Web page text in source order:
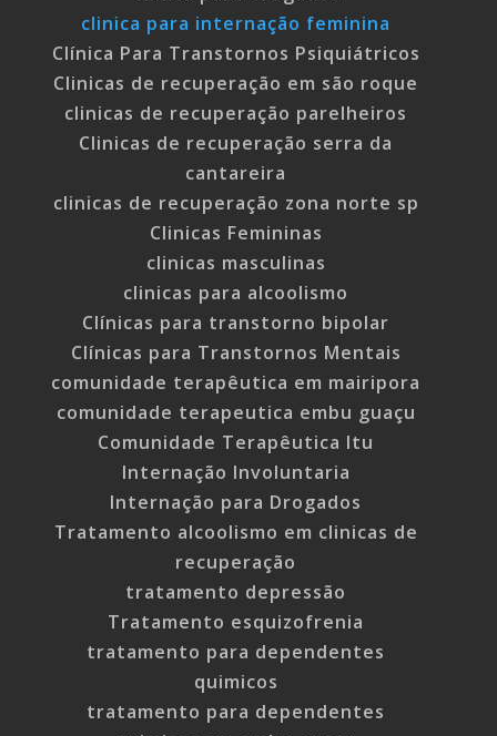
clinica para internação feminina
Clínica Para Transtornos Psiquiátricos
Clinicas de recuperação em são roque
clinicas de recuperação parelheiros
Clinicas de recuperação serra da
cantareira
clinicas de recuperação zona norte sp
Clinicas Femininas
clinicas masculinas
clinicas para alcoolismo
Clínicas para transtorno bipolar
Clínicas para Transtornos Mentais
comunidade terapêutica em mairipora
comunidade terapeutica embu guaçu
Comunidade Terapêutica Itu
Internação Involuntaria
Internação para Drogados
Tratamento alcoolismo em clinicas de
recuperação
tratamento depressão
Tratamento esquizofrenia
tratamento para dependentes
quimicos
tratamento para dependentes